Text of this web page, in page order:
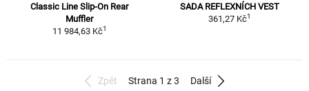
Classic Line Slip-On Rear
Muffler
11 984,63 Kč1
SADA REFLEXNÍCH VEST
361,27 Kč1
Zpět Strana 1 z 3 Další